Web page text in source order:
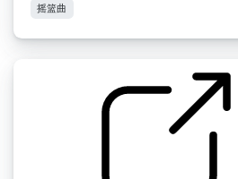
摇篮曲